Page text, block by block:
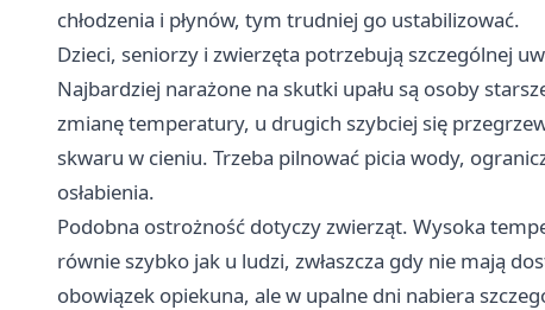
chłodzenia i płynów, tym trudniej go ustabilizować.
Dzieci, seniorzy i zwierzęta potrzebują szczególnej
Najbardziej narażone na skutki upału są osoby
zmianę temperatury, u drugich szybciej się
skwaru w cieniu. Trzeba pilnować picia wody,
osłabienia.
Podobna ostrożność dotyczy zwierząt. Wysoka
równie szybko jak u ludzi, zwłaszcza gdy nie mają
obowiązek opiekuna, ale w upalne dni nabiera